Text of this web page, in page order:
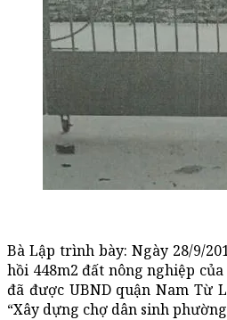
Bà Lập trình bày: Ngày 28/9/
hồi 448m2 đất nông nghiệp
đã được UBND quận Nam Từ
“Xây dựng chợ dân sinh